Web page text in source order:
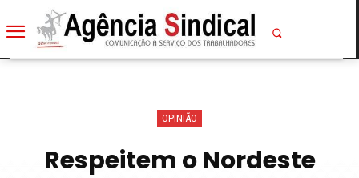
OPINIÃO
Respeitem o Nordeste